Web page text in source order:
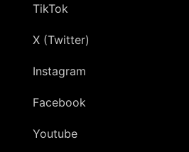
TikTok
X (Twitter)
Instagram
Facebook
Youtube